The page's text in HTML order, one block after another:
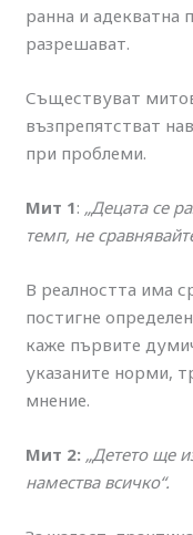
ранна и адекватна
разрешават.
Съществуват
възпрепятстват
при проблеми.
Мит 1: „Децата се
темп, не
В реалността има
постигне
каже първите
указаните норми,
мнение.
Мит 2: „Детето ще
намества всичко“.